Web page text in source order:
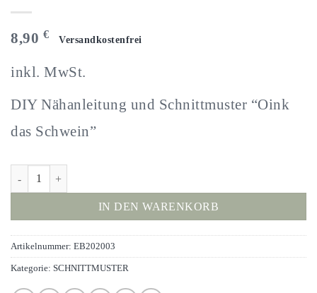
8,90 €
inkl. MwSt.
DIY Nähanleitung und Schnittmuster “Oink
das Schwein”
IN DEN WARENKORB
Artikelnummer: EB202003
Kategorie: SCHNITTMUSTER